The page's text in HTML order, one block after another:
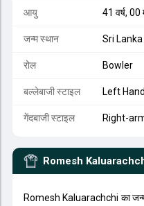
आयु 41 वर्ष, 00
जन्म स्थान Sri Lanka
रोल Bowler
बल्लेबाजी स्टाइल Left
गेंदबाजी स्टाइल Right-
Romesh
Romesh Kaluarachchi का